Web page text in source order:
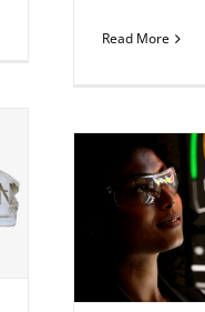
Read More